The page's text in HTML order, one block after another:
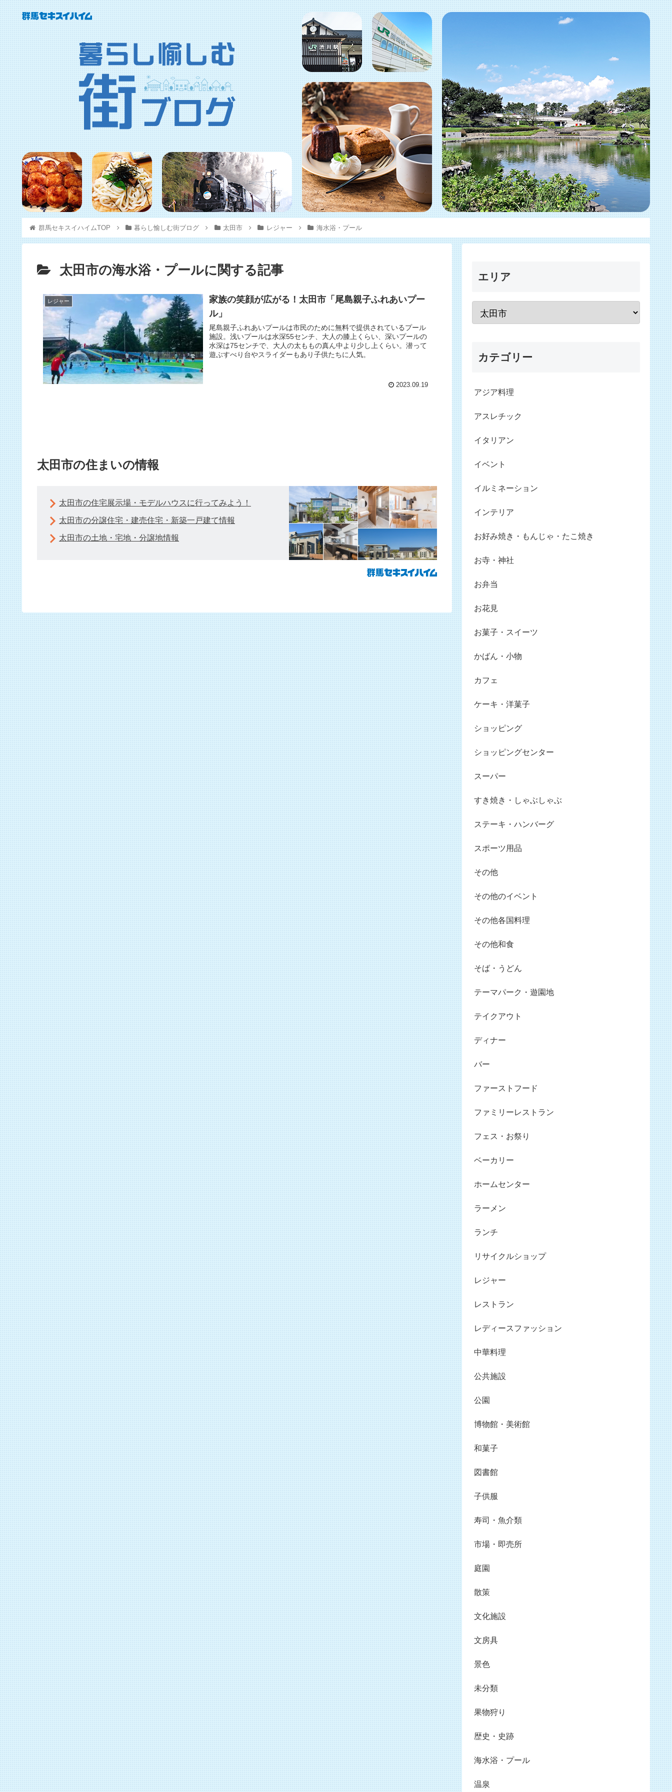
群馬セキスイハイムTOP 暮らし愉しむ街ブログ 太田市 レジャー 海水浴・プール
太田市の海水浴・プールに関する記事
レジャー
家族の笑顔が広がる！太田市「尾島親子ふれあいプー
ル」
尾島親子ふれあいプールは市民のために無料で提供されているプール
施設。浅いプールは水深55センチ、大人の膝上くらい、深いプールの
水深は75センチで、大人の太ももの真ん中より少し上くらい。潜って
遊ぶすべり台やスライダーもあり子供たちに人気。
2023.09.19
太田市の住まいの情報
太田市の住宅展示場・モデルハウスに行ってみよう！
太田市の分譲住宅・建売住宅・新築一戸建て情報
太田市の土地・宅地・分譲地情報
エリア
カテゴリー
アジア料理
アスレチック
イタリアン
イベント
イルミネーション
インテリア
お好み焼き・もんじゃ・たこ焼き
お寺・神社
お弁当
お花見
お菓子・スイーツ
かばん・小物
カフェ
ケーキ・洋菓子
ショッピング
ショッピングセンター
スーパー
すき焼き・しゃぶしゃぶ
ステーキ・ハンバーグ
スポーツ用品
その他
その他のイベント
その他各国料理
その他和食
そば・うどん
テーマパーク・遊園地
テイクアウト
ディナー
バー
ファーストフード
ファミリーレストラン
フェス・お祭り
ベーカリー
ホームセンター
ラーメン
ランチ
リサイクルショップ
レジャー
レストラン
レディースファッション
中華料理
公共施設
公園
博物館・美術館
和菓子
図書館
子供服
寿司・魚介類
市場・即売所
庭園
散策
文化施設
文房具
景色
未分類
果物狩り
歴史・史跡
海水浴・プール
温泉